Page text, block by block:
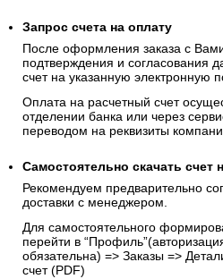
Запрос счета на оплату
После оформления заказа с
подтверждения и согласования
счет на указанную электронную
Оплата на расчетный счет
отделении банка или через
переводом на реквизиты
Самостоятельно скачать счет
Рекомендуем предварительно
доставки с менеджером.
Для самостоятельного
перейти в
обязательна) => Заказы =>
счет (PDF)